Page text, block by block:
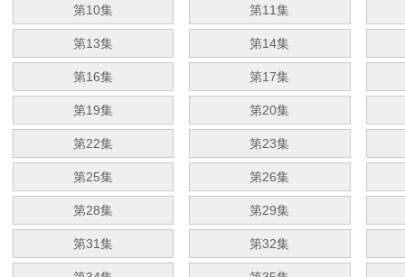
第10集 第11集
第13集 第14集
第16集 第17集
第19集 第20集
第22集 第23集
第25集 第26集
第28集 第29集
第31集 第32集